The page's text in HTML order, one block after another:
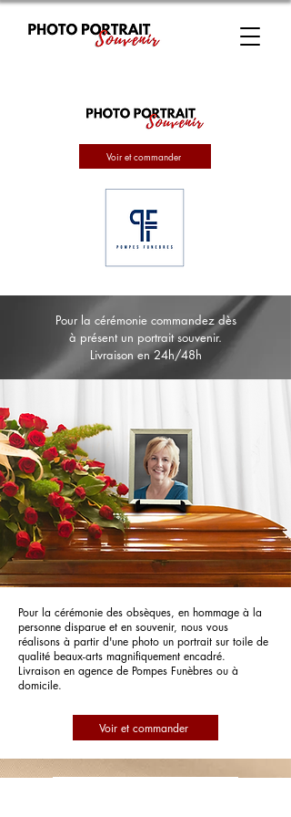
Voir et commander
Pour la cérémonie commandez dès
à présent un portrait souvenir.
Livraison en 24h/48h
Pour la cérémonie des obsèques, en hommage à la
personne disparue et en souvenir, nous vous
réalisons à partir d'une photo un portrait sur toile de
qualité beaux-arts magnifiquement encadré.
Livraison en agence de Pompes Funèbres ou à
domicile.
Voir et commander